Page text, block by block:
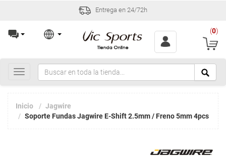
Entrega en 24/72h
(0)
Toggle
navigation
Inicio
Jagwire
Soporte Fundas Jagwire E-Shift 2.5mm / Freno 5mm 4pcs